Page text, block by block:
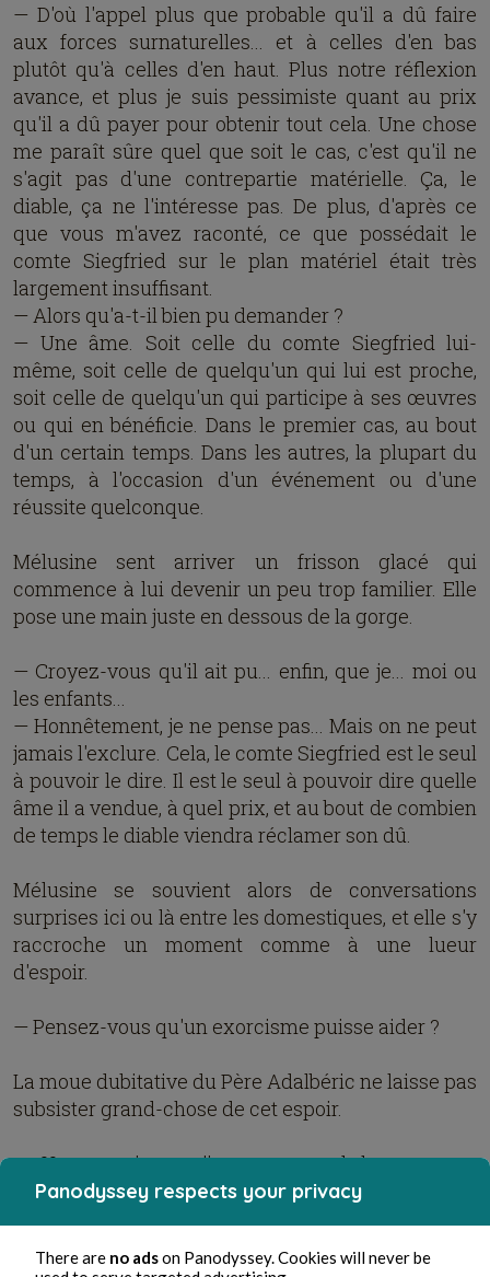
— D'où l'appel plus que probable qu'il a dû faire
aux forces surnaturelles... et à celles d'en bas
plutôt qu'à celles d'en haut. Plus notre réflexion
avance, et plus je suis pessimiste quant au prix
qu'il a dû payer pour obtenir tout cela. Une chose
me paraît sûre quel que soit le cas, c'est qu'il ne
s'agit pas d'une contrepartie matérielle. Ça, le
diable, ça ne l'intéresse pas. De plus, d'après ce
que vous m'avez raconté, ce que possédait le
comte Siegfried sur le plan matériel était très
largement insuffisant.
— Alors qu'a-t-il bien pu demander ?
— Une âme. Soit celle du comte Siegfried lui-
même, soit celle de quelqu'un qui lui est proche,
soit celle de quelqu'un qui participe à ses œuvres
ou qui en bénéficie. Dans le premier cas, au bout
d'un certain temps. Dans les autres, la plupart du
temps, à l'occasion d'un événement ou d'une
réussite quelconque.
Mélusine sent arriver un frisson glacé qui
commence à lui devenir un peu trop familier. Elle
pose une main juste en dessous de la gorge.
— Croyez-vous qu'il ait pu... enfin, que je... moi ou
les enfants...
— Honnêtement, je ne pense pas... Mais on ne peut
jamais l'exclure. Cela, le comte Siegfried est le seul
à pouvoir le dire. Il est le seul à pouvoir dire quelle
âme il a vendue, à quel prix, et au bout de combien
de temps le diable viendra réclamer son dû.
Mélusine se souvient alors de conversations
surprises ici ou là entre les domestiques, et elle s'y
raccroche un moment comme à une lueur
d'espoir.
— Pensez-vous qu'un exorcisme puisse aider ?
La moue dubitative du Père Adalbéric ne laisse pas
subsister grand-chose de cet espoir.
— Un exorcisme s'impose quand la personne
possédée l'est contre son gré. Ça marche parce
ordonne de s'en aller. La personne concernée ne
Panodyssey respects your privacy
There are no adson Panodyssey. Cookies will never be